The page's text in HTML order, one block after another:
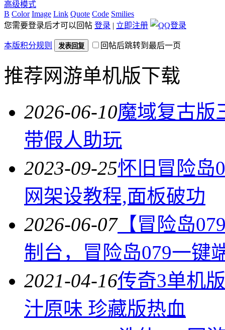
高级模式
B Color Image Link Quote Code Smilies
您需要登录后才可以回帖 登录 | 立即注册
本版积分规则 发表回复 回帖后跳转到最后一页
推荐网游单机版下载
2026-06-10魔域复古版
带假人助玩
2023-09-25怀旧冒险岛
网架设教程,面板破功
2026-06-07【冒险岛
制台，冒险岛079一键
2021-04-16传奇3单机
汁原味 珍藏版热血